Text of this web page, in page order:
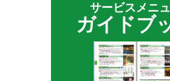
サービスメニ
ガイドブ